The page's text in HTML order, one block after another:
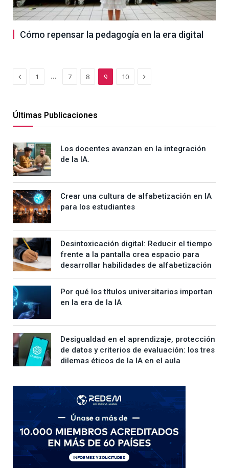
Cómo repensar la pedagogía en la era digital
Previous
1 … 7 8 9 10 Next
Últimas Publicaciones
Los docentes avanzan en la integración
de la IA.
Crear una cultura de alfabetización en IA
para los estudiantes
Desintoxicación digital: Reducir el tiempo
frente a la pantalla crea espacio para
desarrollar habilidades de alfabetización
Por qué los títulos universitarios importan
en la era de la IA
Desigualdad en el aprendizaje, protección
de datos y criterios de evaluación: los tres
dilemas éticos de la IA en el aula